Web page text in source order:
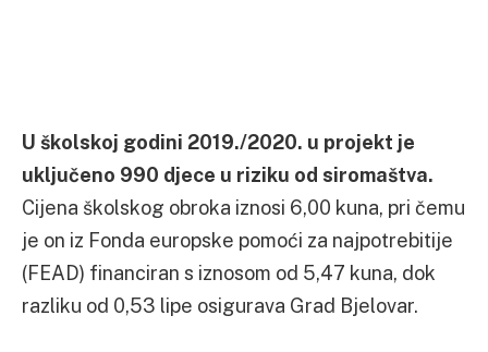
U školskoj godini 2019./2020. u projekt je
uključeno 990 djece u riziku od siromaštva.
Cijena školskog obroka iznosi 6,00 kuna, pri čemu
je on iz Fonda europske pomoći za najpotrebitije
(FEAD) financiran s iznosom od 5,47 kuna, dok
razliku od 0,53 lipe osigurava Grad Bjelovar.